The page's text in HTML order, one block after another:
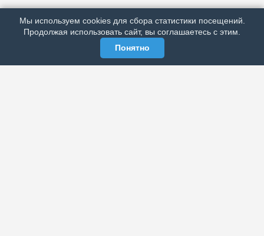
РЕКЛАМА У НАС
МЫ В СОЦСЕТЯХ
Мы используем cookies для сбора статистики посещений.
Продолжая использовать сайт, вы соглашаетесь с этим.
Понятно